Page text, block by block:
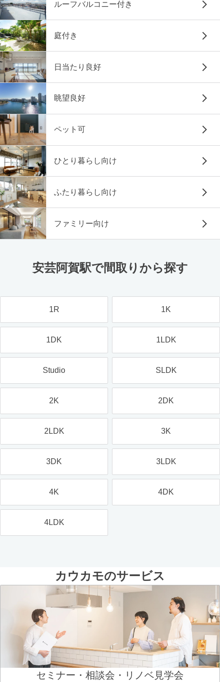
ルーフバルコニー付き
庭付き
日当たり良好
眺望良好
ペット可
ひとり暮らし向け
ふたり暮らし向け
ファミリー向け
安芸阿賀駅で間取りから探す
1R 1K
1DK 1LDK
Studio SLDK
2K 2DK
2LDK 3K
3DK 3LDK
4K 4DK
4LDK
カウカモのサービス
セミナー・相談会・リノベ見学会